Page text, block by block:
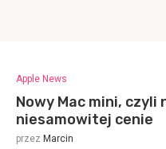
Apple News
Nowy Mac mini, czyli
niesamowitej cenie
przez Marcin